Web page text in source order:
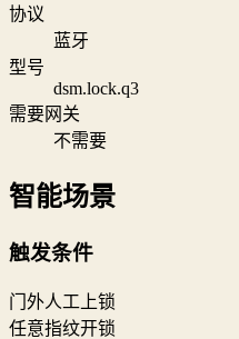
协议
蓝牙
型号
dsm.lock.q3
需要网关
不需要
智能场景
触发条件
门外人工上锁
任意指纹开锁